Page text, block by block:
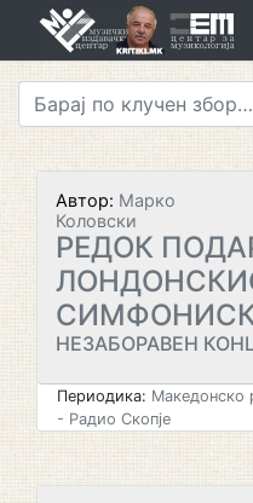
Автор: Марко
Коловски
РЕДОК
НЕЗАБОРАВЕН
Периодика: Македонско
- Радио Скопје